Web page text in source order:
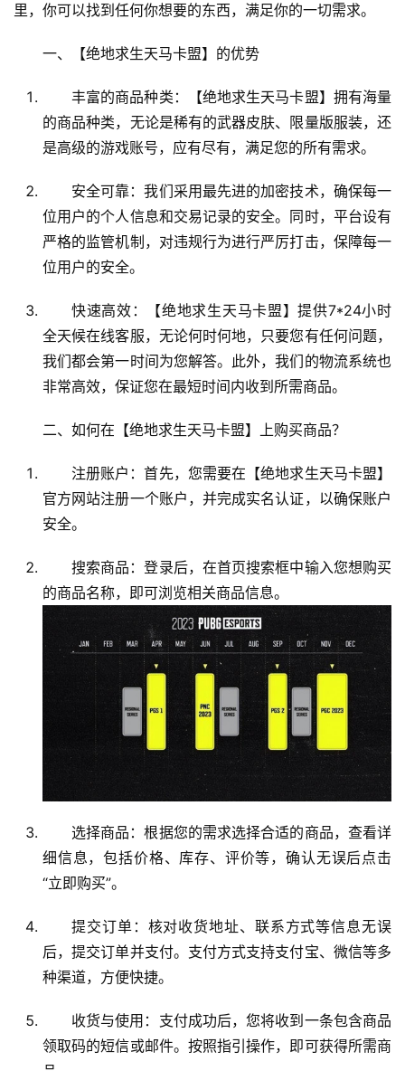
里，你可以找到任何你想要的东西，满足你的一切需求。
一、【绝地求生天马卡盟】的优势
丰富的商品种类：【绝地求生天马卡盟】拥有海量
的商品种类，无论是稀有的武器皮肤、限量版服装，还
是高级的游戏账号，应有尽有，满足您的所有需求。
安全可靠：我们采用最先进的加密技术，确保每一
位用户的个人信息和交易记录的安全。同时，平台设有
严格的监管机制，对违规行为进行严厉打击，保障每一
位用户的安全。
快速高效：【绝地求生天马卡盟】提供7*24小时
全天候在线客服，无论何时何地，只要您有任何问题，
我们都会第一时间为您解答。此外，我们的物流系统也
非常高效，保证您在最短时间内收到所需商品。
二、如何在【绝地求生天马卡盟】上购买商品？
注册账户：首先，您需要在【绝地求生天马卡盟】
官方网站注册一个账户，并完成实名认证，以确保账户
安全。
搜索商品：登录后，在首页搜索框中输入您想购买
的商品名称，即可浏览相关商品信息。
选择商品：根据您的需求选择合适的商品，查看详
细信息，包括价格、库存、评价等，确认无误后点击
“立即购买”。
提交订单：核对收货地址、联系方式等信息无误
后，提交订单并支付。支付方式支持支付宝、微信等多
种渠道，方便快捷。
收货与使用：支付成功后，您将收到一条包含商品
领取码的短信或邮件。按照指引操作，即可获得所需商